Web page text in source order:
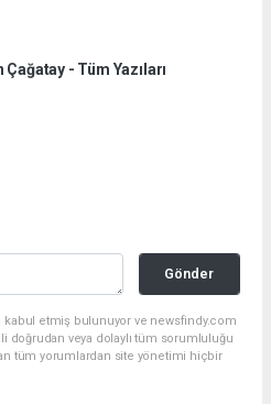
Çağatay - Tüm Yazıları
Gönder
kabul etmiş bulunuyor ve newsfindy.com
doğrudan veya dolaylı tüm sorumluluğu
tüm yorumlardan site yönetimi hiçbir